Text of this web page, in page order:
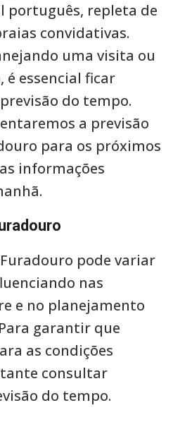
português, repleta de
convidativas.
uma visita ou
é essencial ficar
do tempo.
a previsão
para os próximos
informações
pode variar
nas
e no planejamento
garantir que
as condições
consultar
do tempo.